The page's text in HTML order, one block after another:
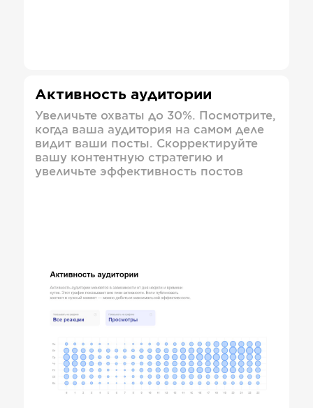
Активность аудитории
Увеличьте охваты до 30%. Посмотрите,
когда ваша аудитория на самом деле
видит ваши посты. Скорректируйте
вашу контентную стратегию и
увеличьте эффективность постов